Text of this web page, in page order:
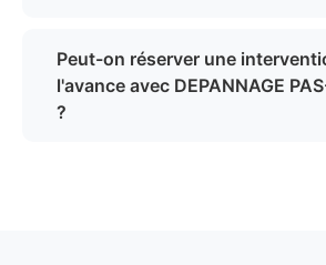
Peut-on réserver une
l'avance avec DEPANNAGE
?